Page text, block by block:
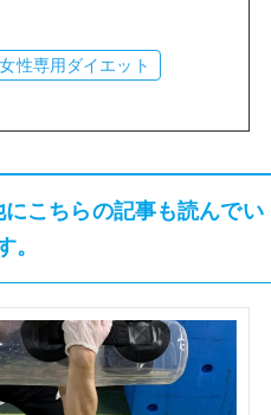
女性専用ダイエット
こちらの記事も読んでい
。